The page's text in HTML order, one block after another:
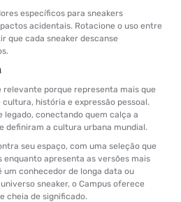
específicos para sneakers
acidentais. Rotacione o uso entre
que cada sneaker descanse
relevante porque representa mais que
história e expressão pessoal.
legado, conectando quem calça a
definiram a cultura urbana mundial.
seu espaço, com uma seleção que
enquanto apresenta as versões mais
um conhecedor de longa data ou
sneaker, o Campus oferece
cheia de significado.